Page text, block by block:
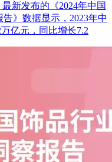
新发布的《2024年中国
》数据显示，2023年中
亿元，同比增长7.2